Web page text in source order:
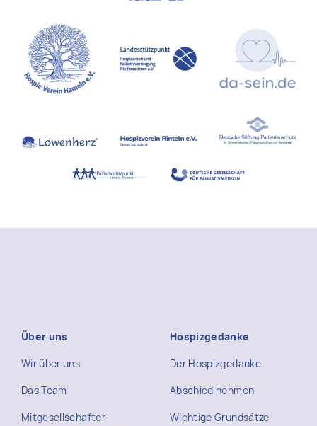
Über uns
Wir über uns
Das Team
Mitgesellschafter
Hospizgedanke
Der Hospizgedanke
Abschied nehmen
Wichtige Grundsätze